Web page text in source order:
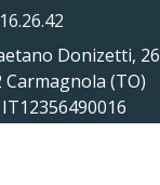
Donizetti, 26
(TO)